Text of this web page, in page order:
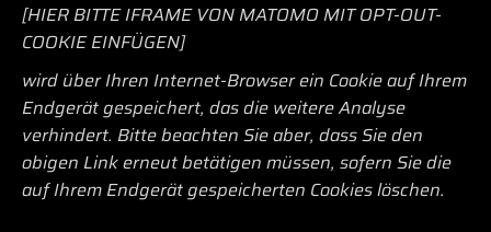
[HIER BITTE IFRAME VON MATOMO MIT OPT-OUT-
COOKIE EINFÜGEN]
wird über Ihren Internet-Browser ein Cookie auf Ihrem
Endgerät gespeichert, das die weitere Analyse
verhindert. Bitte beachten Sie aber, dass Sie den
obigen Link erneut betätigen müssen, sofern Sie die
auf Ihrem Endgerät gespeicherten Cookies löschen.